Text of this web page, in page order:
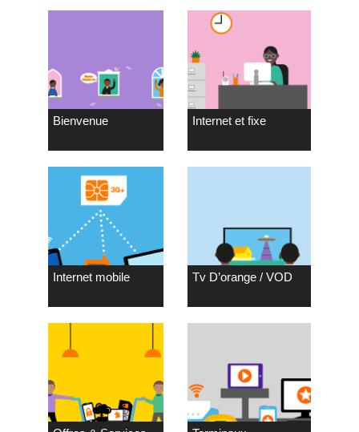
Bienvenue Internet et fixe
Internet mobile Tv D’orange / VOD